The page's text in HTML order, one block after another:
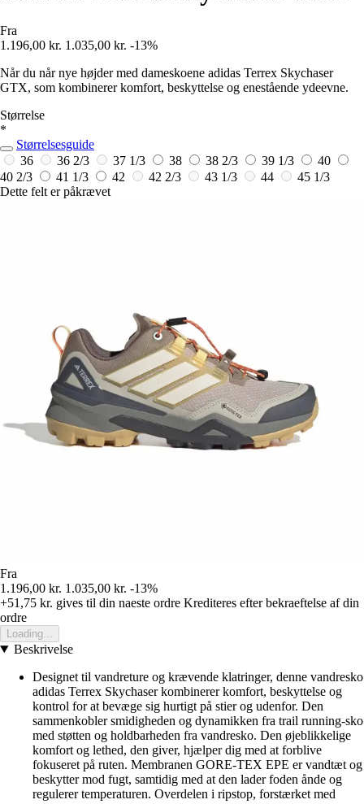
Fra
1.196,00 kr. 1.035,00 kr. -13%
Når du når nye højder med dameskoene adidas Terrex Skychaser
GTX, som kombinerer komfort, beskyttelse og enestående ydeevne.
Størrelse
*
Størrelsesguide
36
36 2/3 37 1/3 38 38 2/3 39 1/3
40
40 2/3
41 1/3 42 42 2/3 43 1/3 44
45 1/3
Dette felt er påkrævet
Fra
1.196,00 kr. 1.035,00 kr. -13%
+51,75 kr. gives til din naeste ordre Krediteres efter bekraeftelse af din
ordre
Loading...
Beskrivelse
Designet til vandreture og krævende klatringer, denne vandresko
adidas Terrex Skychaser kombinerer komfort, beskyttelse og
kontrol for at bevæge sig hurtigt på stier og udenfor. Den
sammenkobler smidigheden og dynamikken fra trail running-sko
med støtten og holdbarheden fra vandresko. Den øjeblikkelige
komfort og lethed, den giver, hjælper dig med at forblive
fokuseret på ruten. Membranen GORE-TEX EPE er vandtæt og
beskytter mod fugt, samtidig med at den lader foden ånde og
regulerer temperaturen. Overdelen i ripstop, forstærket med